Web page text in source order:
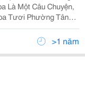
Tươi Phường Tân
Bạn Kể Câu Chuyện
Tươi 360, Chúng Tôi...
>1 năm